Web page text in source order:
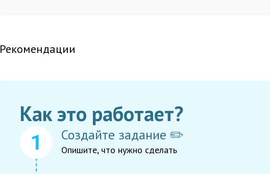
Рекомендации
Как это работает?
Создайте задание ✏️
Опишите, что нужно сделать